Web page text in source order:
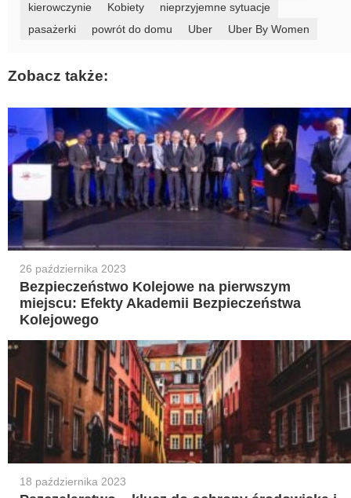
kierowczynie
Kobiety
nieprzyjemne sytuacje
pasażerki
powrót do domu Uber Uber By Women
Zobacz także:
26 października 2023
Bezpieczeństwo Kolejowe na pierwszym
miejscu: Efekty Akademii Bezpieczeństwa
Kolejowego
18 października 2023